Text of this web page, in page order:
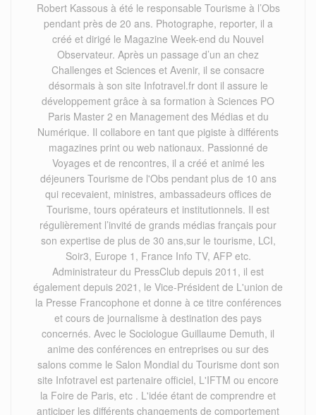
Robert Kassous à été le responsable Tourisme à l’Obs
pendant près de 20 ans. Photographe, reporter, il a
créé et dirigé le Magazine Week-end du Nouvel
Observateur. Après un passage d’un an chez
Challenges et Sciences et Avenir, il se consacre
désormais à son site Infotravel.fr dont il assure le
développement grâce à sa formation à Sciences PO
Paris Master 2 en Management des Médias et du
Numérique. Il collabore en tant que pigiste à différents
magazines print ou web nationaux. Passionné de
Voyages et de rencontres, il a créé et animé les
déjeuners Tourisme de l'Obs pendant plus de 10 ans
qui recevaient, ministres, ambassadeurs offices de
Tourisme, tours opérateurs et institutionnels. Il est
régulièrement l’invité de grands médias français pour
son expertise de plus de 30 ans,sur le tourisme, LCI,
Soir3, Europe 1, France Info TV, AFP etc.
Administrateur du PressClub depuis 2011, il est
également depuis 2021, le Vice-Président de L'union de
la Presse Francophone et donne à ce titre conférences
et cours de journalisme à destination des pays
concernés. Avec le Sociologue Guillaume Demuth, il
anime des conférences en entreprises ou sur des
salons comme le Salon Mondial du Tourisme dont son
site Infotravel est partenaire officiel, L'IFTM ou encore
la Foire de Paris, etc . L'idée étant de comprendre et
anticiper les différents changements de comportement